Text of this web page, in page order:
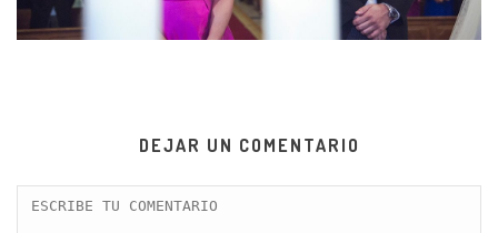
DEJAR UN COMENTARIO